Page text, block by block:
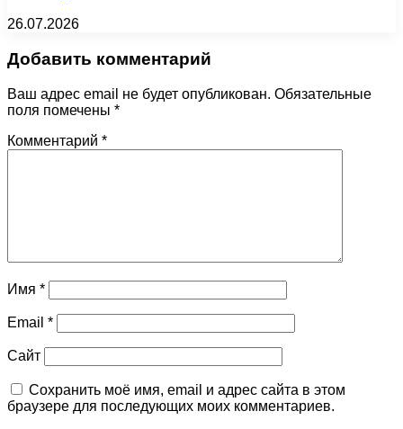
26.07.2026
Добавить комментарий
Ваш адрес email не будет опубликован. Обязательные
поля помечены *
Комментарий *
Имя *
Email *
Сайт
Сохранить моё имя, email и адрес сайта в этом
браузере для последующих моих комментариев.